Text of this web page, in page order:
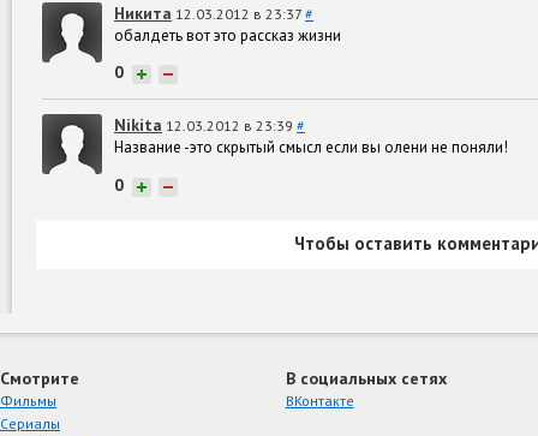
Никита 12.03.2012 в 23:37 #
обалдеть вот это рассказ жизни
0 + −
Nikita 12.03.2012 в 23:39 #
Название -это скрытый смысл если вы олени не поняли!
0 + −
Чтобы оставить
Смотрите
Фильмы
Сериалы
В социальных сетях
ВКонтакте